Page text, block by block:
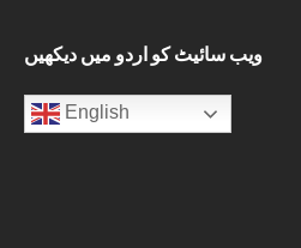
ویب سائیٹ کو اردو میں دیکھیں
English